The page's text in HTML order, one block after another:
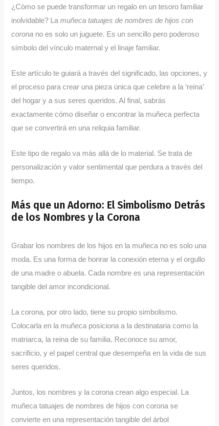
¿Cómo se puede transformar un regalo en un tesoro familiar
inolvidable? Lamuñeca tatuajes de nombres de hijos con
corona no es solo un juguete. Es un sencillo pero poderoso
símbolo del vínculo maternal y el linaje familiar.
Este artículo te guiará a través del significado, las opciones, y
el proceso para crear una pieza única que celebre a la ‘reina’
del hogar y a sus seres queridos. Al final, sabrás
exactamente cómo diseñar o encontrar la muñeca perfecta
que se convertirá en una reliquia familiar.
Este tipo de regalo va más allá de lo material. Se trata de
personalización y valor sentimental que perdura a través del
tiempo.
Más que un Adorno: El Simbolismo Detrás
de los Nombres y la Corona
Grabar los nombres de los hijos en la muñeca no es solo una
moda. Es una forma de honrar la conexión eterna y el orgullo
de una madre o abuela. Cada nombre es una representación
tangible del amor incondicional.
La corona, por otro lado, tiene su propio simbolismo.
Colocarla en la muñeca posiciona a la destinataria como la
matriarca, la reina de su familia. Reconoce su amor,
sacrificio, y el papel central que desempeña en la vida de sus
seres queridos.
Juntos, los nombres y la corona crean algo especial. La
muñeca tatuajes de nombres de hijos con corona se
convierte en una representación tangible del árbol